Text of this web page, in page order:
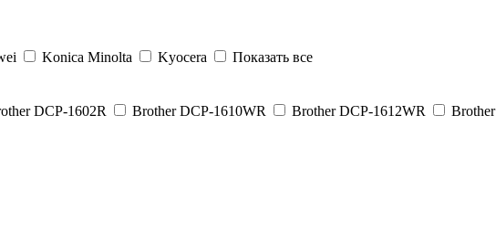
Konica Minolta Kyocera
Показать все
DCP-1602R Brother DCP-1610WR Brother DCP-1612WR